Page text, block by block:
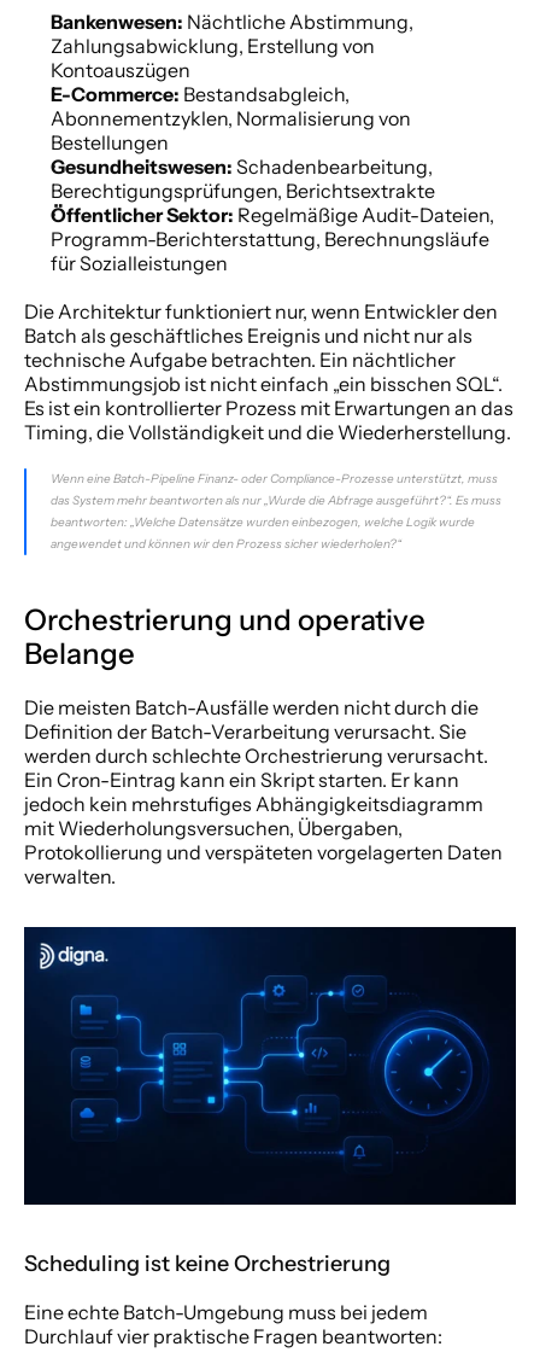
Bankenwesen: Nächtliche Abstimmung,
Zahlungsabwicklung, Erstellung von
Kontoauszügen
E-Commerce: Bestandsabgleich,
Abonnementzyklen, Normalisierung von
Bestellungen
Gesundheitswesen: Schadenbearbeitung,
Berechtigungsprüfungen, Berichtsextrakte
Öffentlicher Sektor: Regelmäßige Audit-Dateien,
Programm-Berichterstattung, Berechnungsläufe
für Sozialleistungen
Die Architektur funktioniert nur, wenn Entwickler den
Batch als geschäftliches Ereignis und nicht nur als
technische Aufgabe betrachten. Ein nächtlicher
Abstimmungsjob ist nicht einfach „ein bisschen SQL“.
Es ist ein kontrollierter Prozess mit Erwartungen an das
Timing, die Vollständigkeit und die Wiederherstellung.
Wenn eine Batch-Pipeline Finanz- oder Compliance-Prozesse unterstützt, muss
das System mehr beantworten als nur „Wurde die Abfrage ausgeführt?“. Es muss
beantworten: „Welche Datensätze wurden einbezogen, welche Logik wurde
angewendet und können wir den Prozess sicher wiederholen?“
Orchestrierung und operative
Belange
Die meisten Batch-Ausfälle werden nicht durch die
Definition der Batch-Verarbeitung verursacht. Sie
werden durch schlechte Orchestrierung verursacht.
Ein Cron-Eintrag kann ein Skript starten. Er kann
jedoch kein mehrstufiges Abhängigkeitsdiagramm
mit Wiederholungsversuchen, Übergaben,
Protokollierung und verspäteten vorgelagerten Daten
verwalten.
Scheduling ist keine Orchestrierung
Eine echte Batch-Umgebung muss bei jedem
Durchlauf vier praktische Fragen beantworten: